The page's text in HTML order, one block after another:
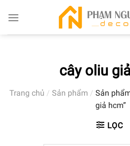
cây oliu
Trang chủ / Sản phẩm / Sản
giả hcm”
LỌC